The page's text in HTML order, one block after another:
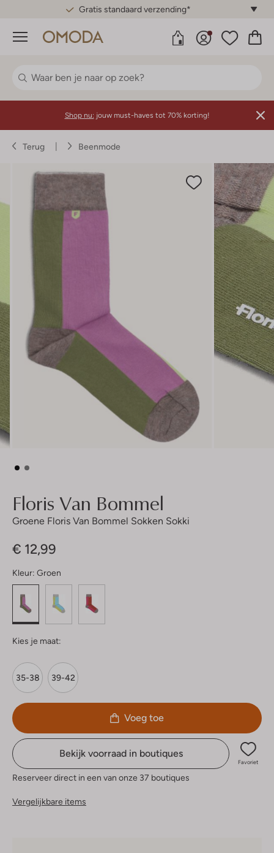
Gratis standaard verzending*
Menu
Shop nu: jouw must-haves tot 70% korting!
Terug Beenmode
Floris Van Bommel
Groene Floris Van Bommel Sokken Sokki
€ 12,99
Kleur: Groen
Kies je maat:
35-38 39-42
Voeg toe
Bekijk voorraad in boutiques
Favoriet
Reserveer direct in een van onze 37 boutiques
Vergelijkbare items